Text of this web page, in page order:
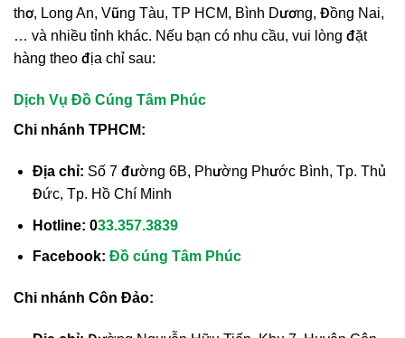
thơ, Long An, Vũng Tàu, TP HCM, Bình Dương, Đồng Nai,
… và nhiều tỉnh khác. Nếu bạn có nhu cầu, vui lòng đặt
hàng theo địa chỉ sau:
Dịch Vụ Đồ Cúng Tâm Phúc
Chi nhánh TPHCM:
Địa chỉ: Số 7 đường 6B, Phường Phước Bình, Tp. Thủ
Đức, Tp. Hồ Chí Minh
Hotline: 033.357.3839
Facebook: Đồ cúng Tâm Phúc
Chi nhánh Côn Đảo: